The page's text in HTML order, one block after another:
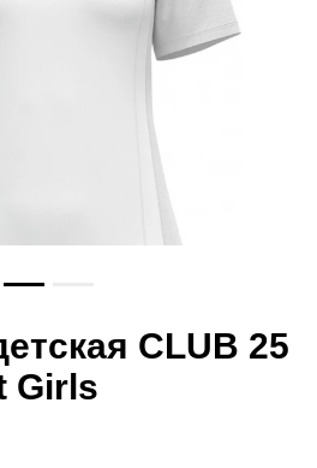
CLUB 25
Girls